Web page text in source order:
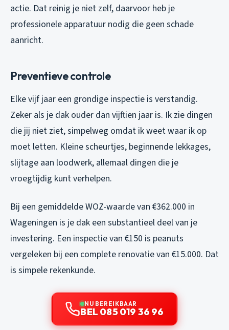
actie. Dat reinig je niet zelf, daarvoor heb je
professionele apparatuur nodig die geen schade
aanricht.
Preventieve controle
Elke vijf jaar een grondige inspectie is verstandig.
Zeker als je dak ouder dan vijftien jaar is. Ik zie dingen
die jij niet ziet, simpelweg omdat ik weet waar ik op
moet letten. Kleine scheurtjes, beginnende lekkages,
slijtage aan loodwerk, allemaal dingen die je
vroegtijdig kunt verhelpen.
Bij een gemiddelde WOZ-waarde van €362.000 in
Wageningen is je dak een substantieel deel van je
investering. Een inspectie van €150 is peanuts
vergeleken bij een complete renovatie van €15.000. Dat
is simpele rekenkunde.
NU BEREIKBAAR
BEL 085 019 36 96